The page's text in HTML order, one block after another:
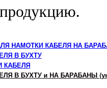
кабеля в бухты.
НАМОТКИ КАБЕЛЯ НА
В БУХТУ
КАБЕЛЯ
В БУХТУ и НА БАРАБАНЫ